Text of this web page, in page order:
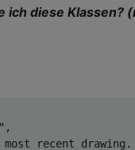
ich diese Klassen?
,
most recent